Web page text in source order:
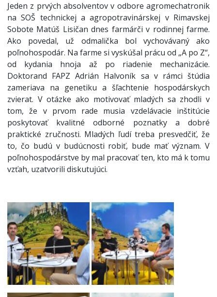
Jeden z prvých absolventov v odbore agromechatronik
na SOŠ technickej a agropotravinárskej v Rimavskej
Sobote Matúš Lisičan dnes farmárči v rodinnej farme.
Ako povedal, už odmalička bol vychovávaný ako
poľnohospodár. Na farme si vyskúšal prácu od „A po Z“,
od kydania hnoja až po riadenie mechanizácie.
Doktorand FAPZ Adrián Halvoník sa v rámci štúdia
zameriava na genetiku a šľachtenie hospodárskych
zvierat. V otázke ako motivovať mladých sa zhodli v
tom, že v prvom rade musia vzdelávacie inštitúcie
poskytovať kvalitné odborné poznatky a dobré
praktické zručnosti. Mladých ľudí treba presvedčiť, že
to, čo budú v budúcnosti robiť, bude mať význam. V
poľnohospodárstve by mal pracovať ten, kto má k tomu
vzťah, uzatvorili diskutujúci.